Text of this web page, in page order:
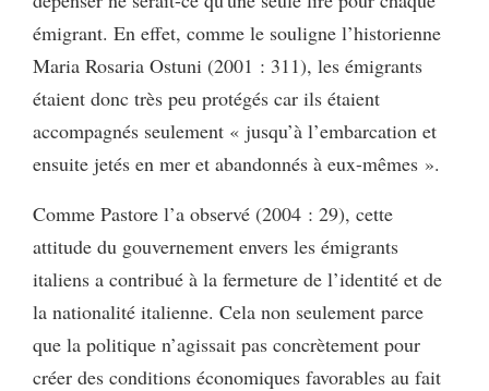
émigrant. En effet, comme le souligne l’historienne
Maria Rosaria Ostuni (2001 : 311), les émigrants
étaient donc très peu protégés car ils étaient
accompagnés seulement « jusqu’à l’embarcation et
ensuite jetés en mer et abandonnés à eux-mêmes ».
Comme Pastore l’a observé (2004 : 29), cette
attitude du gouvernement envers les émigrants
italiens a contribué à la fermeture de l’identité et de
la nationalité italienne. Cela non seulement parce
que la politique n’agissait pas concrètement pour
créer des conditions économiques favorables au fait